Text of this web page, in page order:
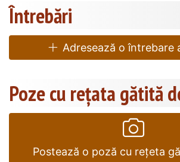
Întrebări
Adresează o întrebare
Poze cu rețata gătită
Postează o poză cu rețeta